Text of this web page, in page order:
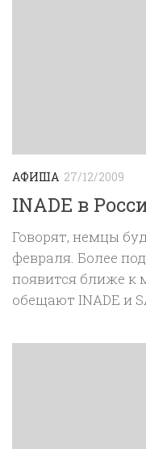
АФИША 27/12/2009
INADE в
Говорят, немцы
февраля. Более
появится ближе к
обещают INADE и